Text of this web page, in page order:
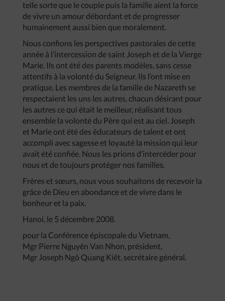
telle sorte que le couple puis la famille aient la force
de vivre un amour débordant et de progresser
humainement aussi bien que moralement.
Nous confions les perspectives pastorales de cette
année à l’intercession de saint Joseph et de la Vierge
Marie. Ils ont été des parents modèles, sans cesse
attentifs à la volonté du Seigneur. Ils l’ont mise en
pratique. Les membres de la famille de Nazareth se
respectaient les uns les autres, chacun désirant pour
les autres ce qui était le meilleur, réalisant tous
ensemble la volonté du Père qui est au ciel. Joseph
et Marie ont été des éducateurs de talent et ont
accompli avec sagesse et loyauté la mission qui leur
avait été confiée. Nous les prions d’intercéder pour
nous et de toujours protéger nos familles.
Frères et sœurs, nous vous souhaitons de recevoir la
grâce de Dieu en abondance et de vivre dans le
bonheur et la paix.
Hanoi, le 5 décembre 2008.
pour la Conférence épiscopale du Vietnam,
Mgr Pierre Nguyên Van Nhon, président,
Mgr Joseph Ngô Quang Kiêt, secrétaire général.